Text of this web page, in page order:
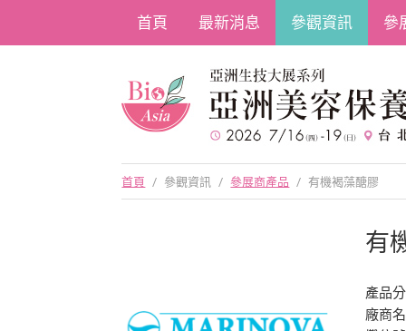
首頁 最新消息 參觀資訊 參
首頁 / 參觀資訊 / 參展商產品 / 有機褐藻醣膠
有
產品
廠商